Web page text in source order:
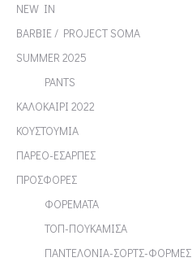
NEW IN
BARBIE / PROJECT SOMA
SUMMER 2025
PANTS
ΚΑΛΟΚΑΙΡΙ 2022
ΚΟΥΣΤΟΥΜΙΑ
ΠΑΡΕΟ-ΕΣΑΡΠΕΣ
ΠΡΟΣΦΟΡΕΣ
ΦΟΡΕΜΑΤΑ
ΤΟΠ-ΠΟΥΚΑΜΙΣΑ
ΠΑΝΤΕΛΟΝΙΑ-ΣΟΡΤΣ-ΦΟΡΜΕΣ